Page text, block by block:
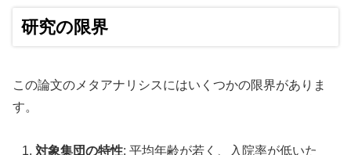
研究の限界
この論文のメタアナリシスにはいくつかの限界がありま
す。
対象集団の特性: 平均年齢が若く、入院率が低いた